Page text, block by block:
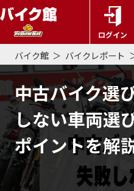
ログイン
バイク館 バイクレポート
中古バイク選
しない車両選
ポイントを解